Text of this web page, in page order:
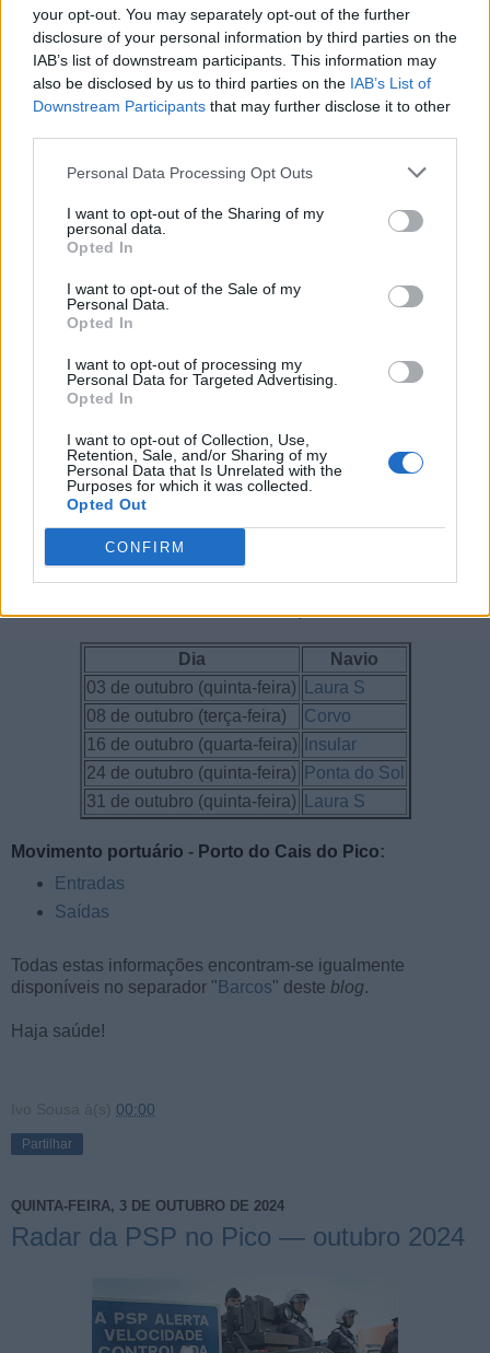
your opt-out. You may separately opt-out of the further
disclosure of your personal information by third parties on the
IAB’s list of downstream participants. This information may
also be disclosed by us to third parties on the IAB’s List of
Downstream Participants that may further disclose it to other
Personal Data Processing Opt Outs
I want to opt-out of the Sharing of my
personal data.
Opted In
I want to opt-out of the Sale of my
Personal Data.
Opted In
I want to opt-out of processing my
Personal Data for Targeted Advertising.
Opted In
I want to opt-out of Collection, Use,
Retention, Sale, and/or Sharing of my
Personal Data that Is Unrelated with the
Purposes for which it was collected.
Opted Out
CONFIRM
Escala de navios de mercadorias no
Porto do Cais do Pico — outubro 2024
Transinsularpublicou no seu
a escala para o mês de
outubro de 2024 dos navios de carga que efetuam a ligação
conhecer esta escala).
Os navios e as datas em que os mesmos vão visitar o
do Cais do Pico, na vila de São Roque do Pico, encontram-
se indicados na tabela seguinte (clicando no nome do navio
Dia
Navio
03 de outubro (quinta-feira)
Laura S
08 de outubro (terça-feira)
Corvo
16 de outubro (quarta-feira)
Insular
24 de outubro (quinta-feira)
Ponta do Sol
31 de outubro (quinta-feira)
Laura S
Movimento portuário - Porto do Cais do Pico:
Entradas
Saídas
Todas estas informações encontram-se igualmente
disponíveis no separador " Barcos" deste blog.
Haja saúde!
Ivo Sousa à(s) 00:00
Partilhar
QUINTA-FEIRA, 3 DE OUTUBRO DE 2024
Radar da PSP no Pico — outubro 2024